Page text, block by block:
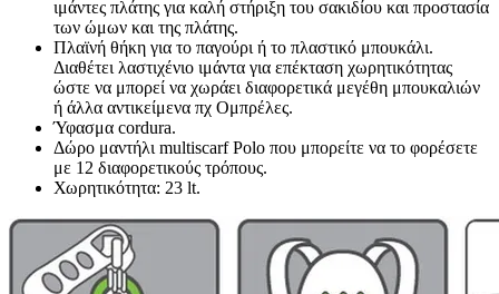
ιμάντες πλάτης για καλή στήριξη του σακιδίου και προστασία
των ώμων και της πλάτης.
Πλαϊνή θήκη για το παγούρι ή το πλαστικό μπουκάλι.
Διαθέτει λαστιχένιο ιμάντα για επέκταση χωρητικότητας
ώστε να μπορεί να χωράει διαφορετικά μεγέθη μπουκαλιών
ή άλλα αντικείμενα πχ Ομπρέλες.
Ύφασμα cordura.
Δώρο μαντήλι multiscarf Polo που μπορείτε να το φορέσετε
με 12 διαφορετικούς τρόπους.
Χωρητικότητα: 23 lt.